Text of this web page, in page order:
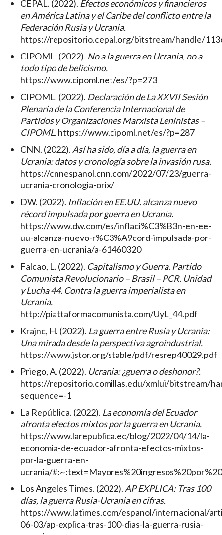
CEPAL. (2022). Efectos económicos y financieros
en América Latina y el Caribe del conflicto entre la
Federación Rusia y Ucrania.
https://repositorio.cepal.org/bitstream/handle/
CIPOML. (2022). No a la guerra en Ucrania, no a
todo tipo de belicismo.
https://www.cipoml.net/es/?p=273
CIPOML. (2022). Declaración de La XXVII Sesión
Plenaria de la Conferencia Internacional de
Partidos y Organizaciones Marxista Leninistas –
CIPOML.https://www.cipoml.net/es/?p=287
CNN. (2022). Así ha sido, día a día, la guerra en
Ucrania: datos y cronología sobre la invasión rusa.
https://cnnespanol.cnn.com/2022/07/23/guerra-
ucrania-cronologia-orix/
DW. (2022). Inflación en EE.UU. alcanza nuevo
récord impulsada por guerra en Ucrania.
https://www.dw.com/es/inflaci%C3%B3n-en-ee-
uu-alcanza-nuevo-r%C3%A9cord-impulsada-por-
guerra-en-ucrania/a-61460320
Falcao, L. (2022). Capitalismo y Guerra. Partido
Comunista Revolucionario – Brasil – PCR. Unidad
y Lucha 44. Contra la guerra imperialista en
Ucrania.
http://piattaformacomunista.com/UyL_44.pdf
Krajnc, H. (2022). La guerra entre Rusia y Ucrania:
Una mirada desde la perspectiva agroindustrial.
https://www.jstor.org/stable/pdf/resrep40029.pdf
Priego, A. (2022). Ucrania: ¿guerra o deshonor?.
https://repositorio.comillas.edu/xmlui/bitstream/
sequence=-1
La República. (2022). La economía del Ecuador
afronta efectos mixtos por la guerra en Ucrania.
https://www.larepublica.ec/blog/2022/04/14/la-
economia-de-ecuador-afronta-efectos-mixtos-
por-la-guerra-en-
ucrania/
Los Angeles Times. (2022). AP EXPLICA: Tras 100
días, la guerra Rusia-Ucrania en cifras.
https://www.latimes.com/espanol/internacional/
06-03/ap-explica-tras-100-dias-la-guerra-rusia-